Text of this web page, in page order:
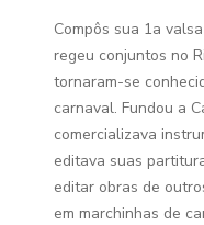
Compôs sua 1a
regeu conjuntos no
tornaram-se
carnaval. Fundou a
comercializava
editava suas
editar obras de
em marchinhas de